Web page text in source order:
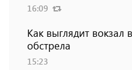
16:09
Как выглядит вокзал
обстрела
15:23